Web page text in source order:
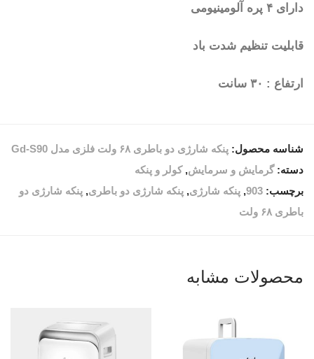
دارای ۴ پره آلومینیومی
قابلیت تنظیم شدت باد
ارتفاع : ۳۰ سانت
شناسه محصول: پنکه شارژی دو باطری ۶۸ ولت فلزی مدل Gd-S90
دسته:گرمایش و سرمایش,کولر و پنکه
برچسب: 903
, پنکه شارژی, پنکه شارژی دو باطری, پنکه شارژی دو
باطری ۶۸ ولت
محصولات مشابه